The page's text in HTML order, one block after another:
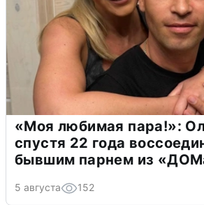
«Моя любимая пара!»:
спустя 22 года
бывшим парнем из
5 августа 152